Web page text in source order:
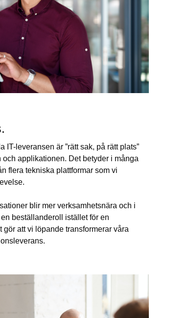
IT-leveransen är ”rätt sak, på rätt plats”
applikationen. Det betyder i många
flera tekniska plattformar som vi
blir mer verksamhetsnära och i
beställanderoll istället för en
gör att vi löpande transformerar våra